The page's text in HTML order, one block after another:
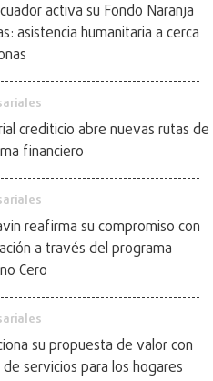
activa su Fondo Naranja
asistencia humanitaria a cerca
crediticio abre nuevas rutas de
financiero
reafirma su compromiso con
a través del programa
Cero
su propuesta de valor con
servicios para los hogares